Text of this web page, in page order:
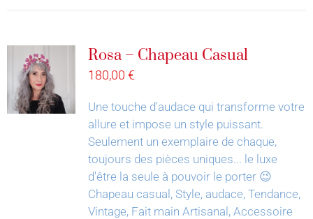
Rosa – Chapeau Casual
180,00 €
Une touche d'audace qui transforme votre
allure et impose un style puissant.
Seulement un exemplaire de chaque,
toujours des pièces uniques... le luxe
d'être la seule à pouvoir le porter 😉
Chapeau casual, Style, audace, Tendance,
Vintage, Fait main Artisanal, Accessoire